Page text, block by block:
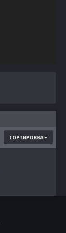
СОРТИРОВКА